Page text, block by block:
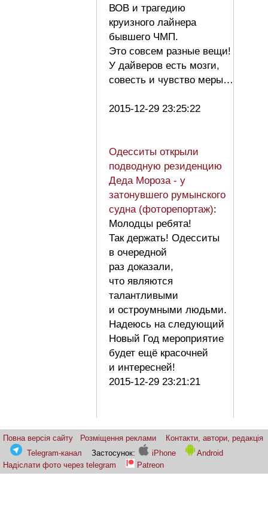
ВОВ и трагедию
круизного лайнера
бывшего ЧМП.
Это совсем разные вещи!
У дайверов есть мозги,
совесть и чувство меры…
2015-12-29 23:25:22
Одесситы открыли
подводную резиденцию
Деда Мороза - у
затонувшего румынского
судна (фоторепортаж):
Молодцы ребята!
Так держать! Одесситы
в очередной
раз доказали,
что являются
талантливыми
и остроумными людьми.
Надеюсь на следующий
Новый Год мероприятие
будет ещё красочней
и интересней!
2015-12-29 23:21:21
Повна версія сайту Розміщення реклами
Контакти, автори, редакція
Telegram-канал
Застосунок: iPhone
Android
Надіслати фото через telegram
Patreon